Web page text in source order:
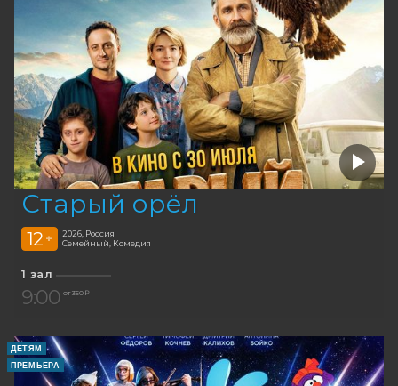
Старый орёл
12 +
2026, Россия
Семейный, Комедия
1 зал
9:00 от 350 ₽
ДЕТЯМ
ПРЕМЬЕРА